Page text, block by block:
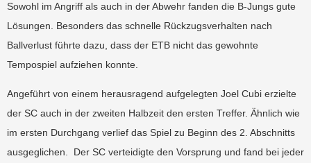
Sowohl im Angriff als auch in der Abwehr fanden die B-Jungs gute
Lösungen. Besonders das schnelle Rückzugsverhalten nach
Ballverlust führte dazu, dass der ETB nicht das gewohnte
Tempospiel aufziehen konnte.
Angeführt von einem herausragend aufgelegten Joel Cubi erzielte
der SC auch in der zweiten Halbzeit den ersten Treffer. Ähnlich wie
im ersten Durchgang verlief das Spiel zu Beginn des 2. Abschnitts
ausgeglichen. Der SC verteidigte den Vorsprung und fand bei jeder